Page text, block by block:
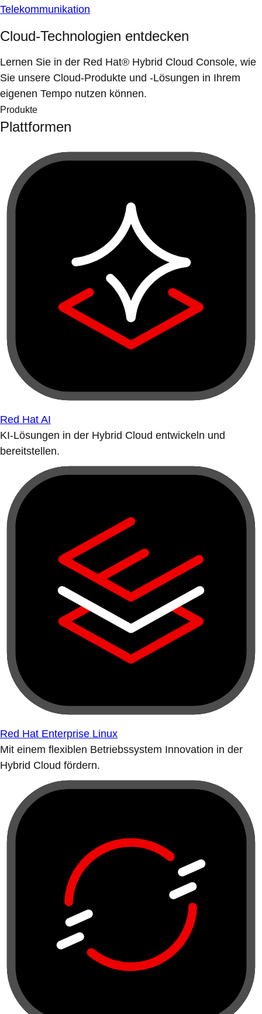
Telekommunikation
Cloud-Technologien entdecken
Lernen Sie in der Red Hat® Hybrid Cloud Console, wie
Sie unsere Cloud-Produkte und -Lösungen in Ihrem
eigenen Tempo nutzen können.
Produkte
Plattformen
Red Hat AI
KI-Lösungen in der Hybrid Cloud entwickeln und
bereitstellen.
Red Hat Enterprise Linux
Mit einem flexiblen Betriebssystem Innovation in der
Hybrid Cloud fördern.